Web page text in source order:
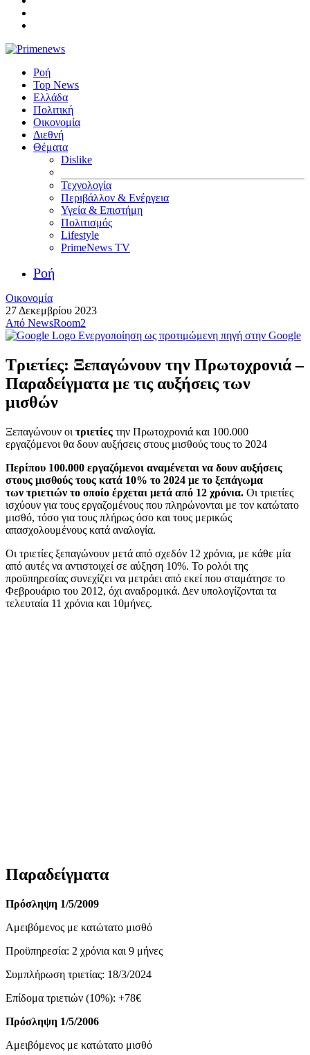
Ροή
Top News
Ελλάδα
Πολιτική
Οικονομία
Διεθνή
Θέματα
Dislike
Τεχνολογία
Περιβάλλον & Ενέργεια
Υγεία & Επιστήμη
Πολιτισμός
Lifestyle
PrimeNews TV
Ροή
Οικονομία
27 Δεκεμβρίου 2023
Από NewsRoom2
Ενεργοποίηση ως προτιμώμενη πηγή στην Google
Τριετίες: Ξεπαγώνουν την Πρωτοχρονιά –
Παραδείγματα με τις αυξήσεις των
μισθών
Ξεπαγώνουν οι τριετίες την Πρωτοχρονιά και 100.000
εργαζόμενοι θα δουν αυξήσεις στους μισθούς τους το 2024
Περίπου 100.000 εργαζόμενοι αναμένεται να δουν αυξήσεις
στους μισθούς τους κατά 10% το 2024 με το ξεπάγωμα
των τριετιών το οποίο έρχεται μετά από 12 χρόνια. Οι τριετίες
ισχύουν για τους εργαζομένους που πληρώνονται με τον κατώτατο
μισθό, τόσο για τους πλήρως όσο και τους μερικώς
απασχολουμένους κατά αναλογία.
Oι τριετίες ξεπαγώνουν μετά από σχεδόν 12 χρόνια, με κάθε μία
από αυτές να αντιστοιχεί σε αύξηση 10%. Το ρολόι της
προϋπηρεσίας συνεχίζει να μετράει από εκεί που σταμάτησε το
Φεβρουάριο του 2012, όχι αναδρομικά. Δεν υπολογίζονται τα
τελευταία 11 χρόνια και 10μήνες.
Παραδείγματα
Πρόσληψη 1/5/2009
Αμειβόμενος με κατώτατο μισθό
Προϋπηρεσία: 2 χρόνια και 9 μήνες
Συμπλήρωση τριετίας: 18/3/2024
Επίδομα τριετιών (10%): +78€
Πρόσληψη 1/5/2006
Αμειβόμενος με κατώτατο μισθό